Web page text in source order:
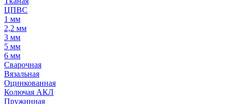
ЦПВС
1 мм
2,2 мм
3 мм
5 мм
6 мм
Сварочная
Вязальная
Оцинкованная
Колючая АКЛ
Пружинная